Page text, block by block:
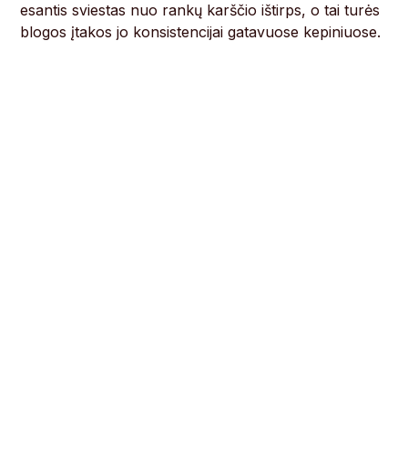
esantis sviestas nuo rankų karščio ištirps, o tai turės
blogos įtakos jo konsistencijai gatavuose kepiniuose.